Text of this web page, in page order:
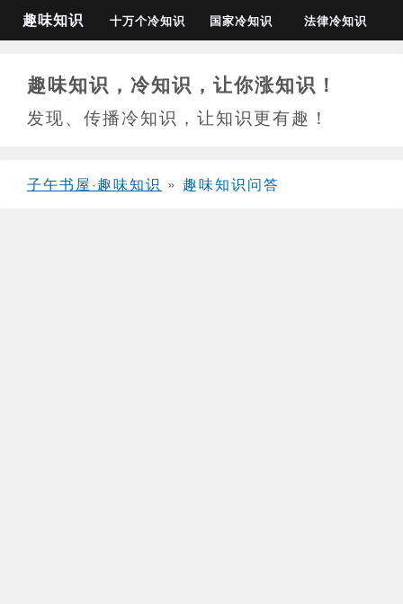
趣味知识 十万个冷知识 国家冷知识 法律冷知识
趣味知识，冷知识，让你涨知识！
发现、传播冷知识，让知识更有趣！
子午书屋·趣味知识 » 趣味知识问答